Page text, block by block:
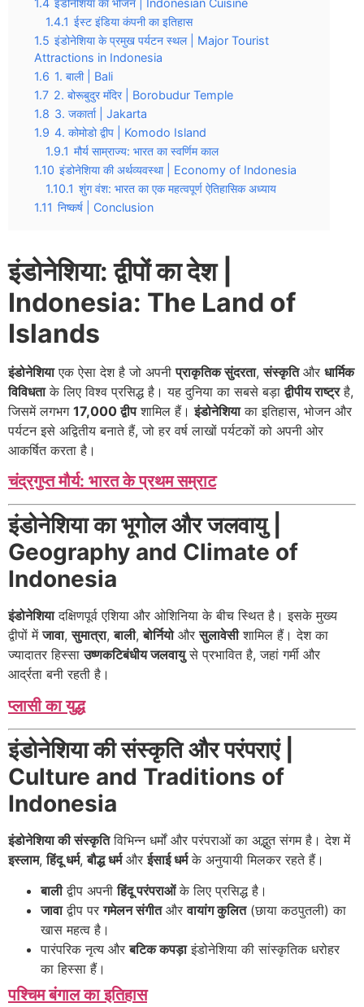
1.4 इंडोनेशिया का भोजन | Indonesian Cuisine
1.4.1 ईस्ट इंडिया कंपनी का इतिहास
1.5 इंडोनेशिया के प्रमुख पर्यटन स्थल | Major Tourist
Attractions in Indonesia
1.6 1. बाली | Bali
1.7 2. बोरूबुदुर मंदिर | Borobudur Temple
1.8 3. जकार्ता | Jakarta
1.9 4. कोमोडो द्वीप | Komodo Island
1.9.1 मौर्य साम्राज्य: भारत का स्वर्णिम काल
1.10 इंडोनेशिया की अर्थव्यवस्था | Economy of Indonesia
1.10.1 शुंग वंश: भारत का एक महत्वपूर्ण ऐतिहासिक अध्याय
1.11 निष्कर्ष | Conclusion
इंडोनेशिया: द्वीपों का देश |
Indonesia: The Land of
Islands
इंडोनेशियाएक ऐसा देश है जो अपनीप्राकृतिक सुंदरता,संस्कृतिऔर धार्मिक
विविधताके लिए विश्व प्रसिद्ध है। यह दुनिया का सबसे बड़ाद्वीपीय राष्ट्रहै,
जिसमें लगभग 17,000 द्वीपशामिल हैं।इंडोनेशियाका इतिहास, भोजन और
पर्यटन इसे अद्वितीय बनाते हैं, जो हर वर्ष लाखों पर्यटकों को अपनी ओर
आकर्षित करता है।
चंद्रगुप्त मौर्य: भारत के प्रथम सम्राट
इंडोनेशिया का भूगोल और जलवायु |
Geography and Climate of
Indonesia
इंडोनेशियादक्षिणपूर्व एशिया और ओशिनिया के बीच स्थित है। इसके मुख्य
द्वीपों मेंजावा,सुमात्रा,बाली,बोर्नियोऔरसुलावेसीशामिल हैं। देश का
ज्यादातर हिस्साउष्णकटिबंधीय जलवायुसे प्रभावित है, जहां गर्मी और
आर्द्रता बनी रहती है।
प्लासी का युद्ध
इंडोनेशिया की संस्कृति और परंपराएं |
Culture and Traditions of
Indonesia
इंडोनेशिया की संस्कृतिविभिन्न धर्मों और परंपराओं का अद्भुत संगम है। देश में
इस्लाम,हिंदू धर्म,बौद्ध धर्मऔरईसाई धर्मके अनुयायी मिलकर रहते हैं।
बालीद्वीप अपनीहिंदू परंपराओंके लिए प्रसिद्ध है।
जावाद्वीप परगमेलन संगीतऔरवायांग कुलित(छाया कठपुतली) का
खास महत्व है।
पारंपरिक नृत्य औरबटिक कपड़ाइंडोनेशिया की सांस्कृतिक धरोहर
का हिस्सा हैं।
पश्चिम बंगाल का इतिहास